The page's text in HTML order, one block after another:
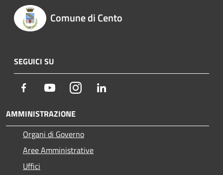
Comune di Cento
SEGUICI SU
Facebook YoutubeInstagram
AMMINISTRAZIONE
Organi di Governo
Aree Amministrative
Uffici